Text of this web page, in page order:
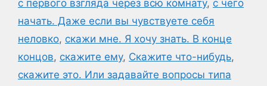
с первого взгляда через всю комнату, с чего
начать. Даже если вы чувствуете себя
неловко, скажи мне. Я хочу знать. В конце
концов, скажите ему, Скажите что-нибудь,
скажите это. Или задавайте вопросы типа